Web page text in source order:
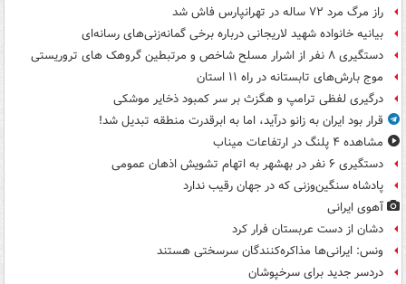
راز مرگ مرد ۷۲ ساله در تهرانپارس فاش شد
بیانیه خانواده شهید لاریجانی درباره برخی گمانه‌زنی‌های رسانه‌ای
دستگیری ۸ نفر از اشرار مسلح شاخص و مرتبطین گروهک های تروریستی
موج بارش‌های تابستانه در راه ۱۱ استان
درگیری لفظی ترامپ و هگزث بر سر کمبود ذخایر موشکی
قرار بود ایران به زانو درآید، اما به ابرقدرت منطقه تبدیل شد!
مشاهده ۴ پلنگ در ارتفاعات میناب
دستگیری ۶ نفر در بهشهر به اتهام تشویش اذهان عمومی
پادشاه سنگین‌وزنی که در جهان رقیب ندارد
آهوی ایرانی
دشان از دست عربستان فرار کرد
ونس: ایرانی‌ها مذاکره‌کنندگان سرسختی هستند
دردسر جدید برای سرخپوشان